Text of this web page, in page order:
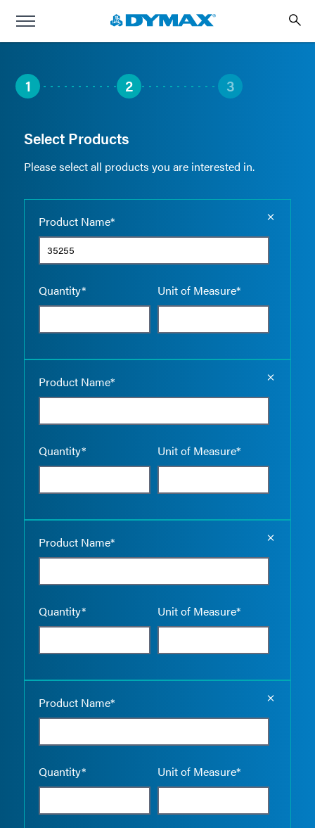
1 2 3
Select Products
Please select all products you are interested in.
Product Name*
Quantity* Unit of Measure*
Product Name*
Quantity* Unit of Measure*
Product Name*
Quantity* Unit of Measure*
Product Name*
Quantity* Unit of Measure*